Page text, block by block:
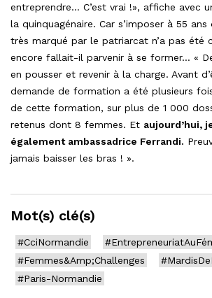
entreprendre… C’est vrai !», affiche avec
la quinquagénaire. Car s’imposer à 55
très marqué par le patriarcat n’a pas été
encore fallait-il parvenir à se former… «
en pousser et revenir à la charge. Avant
demande de formation a été plusieurs
de cette formation, sur plus de 1 000
retenus dont 8 femmes. Et aujourd’hui,
également ambassadrice Ferrandi.
jamais baisser les bras ! ».
Mot(s) clé(s)
#CciNormandie
#Femmes&Amp;Challenges
#Paris-Normandie